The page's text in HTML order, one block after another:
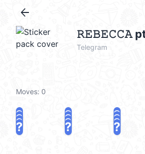
arrow_back
Telegram
Moves: 0
? ? ?
? ? ?
? ? ?
? ? ?